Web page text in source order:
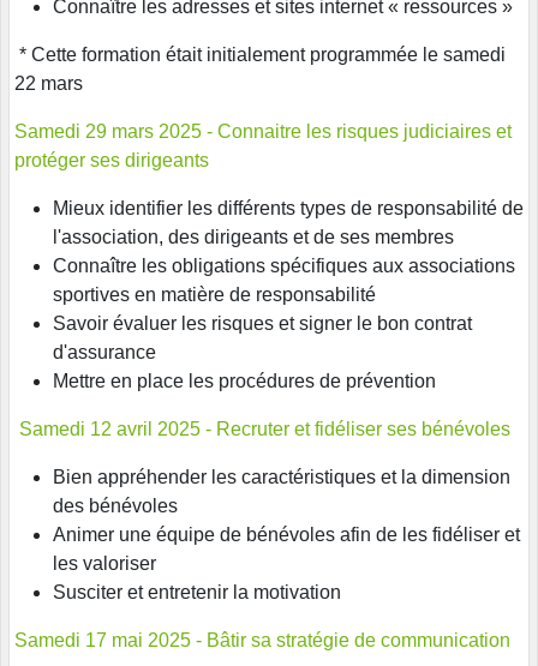
Connaître les adresses et sites internet « ressources »
* Cette formation était initialement programmée le samedi
22 mars
Samedi 29 mars 2025 - Connaitre les risques judiciaires et
protéger ses dirigeants
Mieux identifier les différents types de responsabilité de
l'association, des dirigeants et de ses membres
Connaître les obligations spécifiques aux associations
sportives en matière de responsabilité
Savoir évaluer les risques et signer le bon contrat
d'assurance
Mettre en place les procédures de prévention
Samedi 12 avril 2025 - Recruter et fidéliser ses bénévoles
Bien appréhender les caractéristiques et la dimension
des bénévoles
Animer une équipe de bénévoles afin de les fidéliser et
les valoriser
Susciter et entretenir la motivation
Samedi 17 mai 2025 - Bâtir sa stratégie de communication